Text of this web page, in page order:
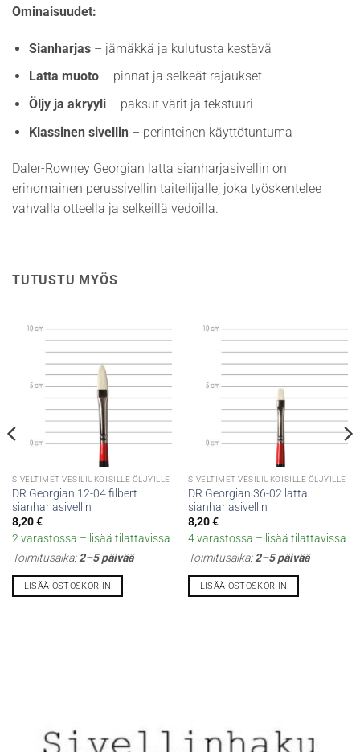
Ominaisuudet:
Sianharjas– jämäkkä ja kulutusta kestävä
Latta muoto– pinnat ja selkeät rajaukset
Öljy ja akryyli– paksut värit ja tekstuuri
Klassinen sivellin – perinteinen käyttötuntuma
Daler-Rowney Georgian latta sianharjasivellin on
erinomainen perussivellin taiteilijalle, joka työskentelee
vahvalla otteella ja selkeillä vedoilla.
TUTUSTU MYÖS
SIVELTIMET VESILIUKOISILLE ÖLJYILLE
DR Georgian 12-04 filbert
sianharjasivellin
8,20€
2 varastossa – lisää tilattavissa
Toimitusaika:2–5 päivää
LISÄÄ OSTOSKORIIN
SIVELTIMET VESILIUKOISILLE ÖLJYILLE
DR Georgian 36-02 latta
sianharjasivellin
8,20€
4 varastossa – lisää tilattavissa
Toimitusaika:2–5 päivää
LISÄÄ OSTOSKORIIN